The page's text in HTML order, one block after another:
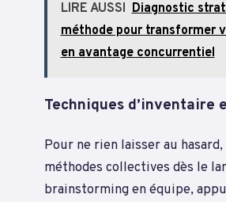
LIRE AUSSI Diagnostic
méthode pour transformer
en avantage concurrentiel
Techniques d’inventaire
Pour ne rien laisser au
méthodes collectives dès le
brainstorming en équipe,